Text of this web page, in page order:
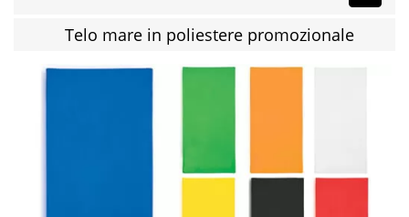
Telo mare in poliestere promozionale